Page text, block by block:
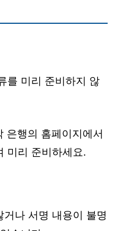
를 미리 준비하지 않
은행의 홈페이지에서
미리 준비하세요.
나 서명 내용이 불명